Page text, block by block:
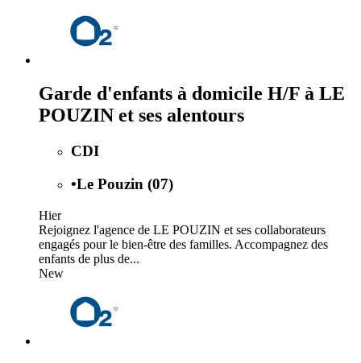
Garde d'enfants à domicile H/F à LE
POUZIN et ses alentours
CDI
•Le Pouzin (07)
Hier
Rejoignez l'agence de LE POUZIN et ses collaborateurs
engagés pour le bien-être des familles. Accompagnez des
enfants de plus de...
New